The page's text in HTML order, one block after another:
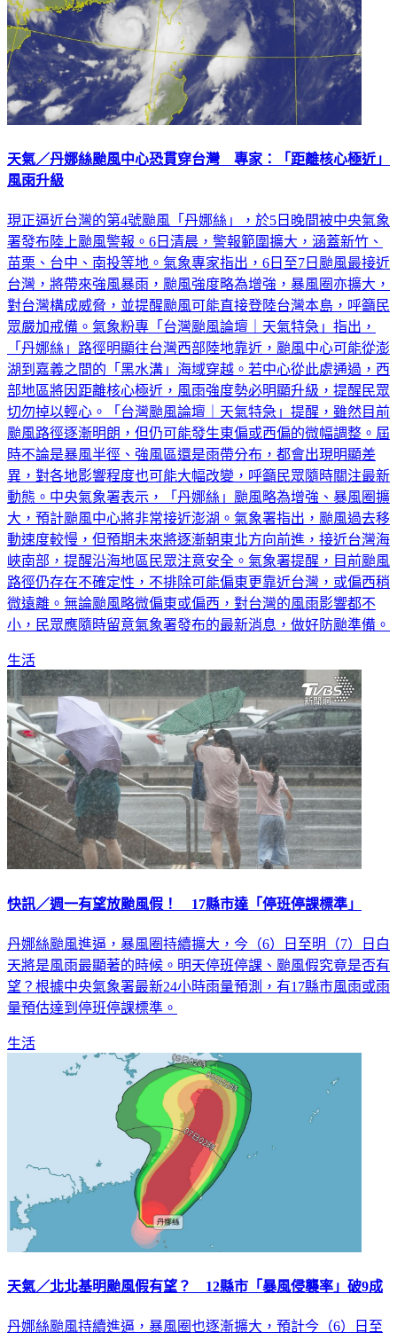
天氣／丹娜絲颱風中心恐貫穿台灣 專家：「距離核心極近」
風雨升級
現正逼近台灣的第4號颱風「丹娜絲」，於5日晚間被中央氣象
署發布陸上颱風警報。6日清晨，警報範圍擴大，涵蓋新竹、
苗栗、台中、南投等地。氣象專家指出，6日至7日颱風最接近
台灣，將帶來強風暴雨，颱風強度略為增強，暴風圈亦擴大，
對台灣構成威脅，並提醒颱風可能直接登陸台灣本島，呼籲民
眾嚴加戒備。氣象粉專「台灣颱風論壇｜天氣特急」指出，
「丹娜絲」路徑明顯往台灣西部陸地靠近，颱風中心可能從澎
湖到嘉義之間的「黑水溝」海域穿越。若中心從此處通過，西
部地區將因距離核心極近，風雨強度勢必明顯升級，提醒民眾
切勿掉以輕心。「台灣颱風論壇｜天氣特急」提醒，雖然目前
颱風路徑逐漸明朗，但仍可能發生東偏或西偏的微幅調整。屆
時不論是暴風半徑、強風區還是雨帶分布，都會出現明顯差
異，對各地影響程度也可能大幅改變，呼籲民眾隨時關注最新
動態。中央氣象署表示，「丹娜絲」颱風略為增強、暴風圈擴
大，預計颱風中心將非常接近澎湖。氣象署指出，颱風過去移
動速度較慢，但預期未來將逐漸朝東北方向前進，接近台灣海
峽南部，提醒沿海地區民眾注意安全。氣象署提醒，目前颱風
路徑仍存在不確定性，不排除可能偏東更靠近台灣，或偏西稍
微遠離。無論颱風略微偏東或偏西，對台灣的風雨影響都不
小，民眾應隨時留意氣象署發布的最新消息，做好防颱準備。
生活
快訊／週一有望放颱風假！ 17縣市達「停班停課標準」
丹娜絲颱風進逼，暴風圈持續擴大，今（6）日至明（7）日白
天將是風雨最顯著的時候。明天停班停課、颱風假究竟是否有
望？根據中央氣象署最新24小時雨量預測，有17縣市風雨或雨
量預估達到停班停課標準。
生活
天氣／北北基明颱風假有望？ 12縣市「暴風侵襲率」破9成
丹娜絲颱風持續進逼，暴風圈也逐漸擴大，預計今（6）日至